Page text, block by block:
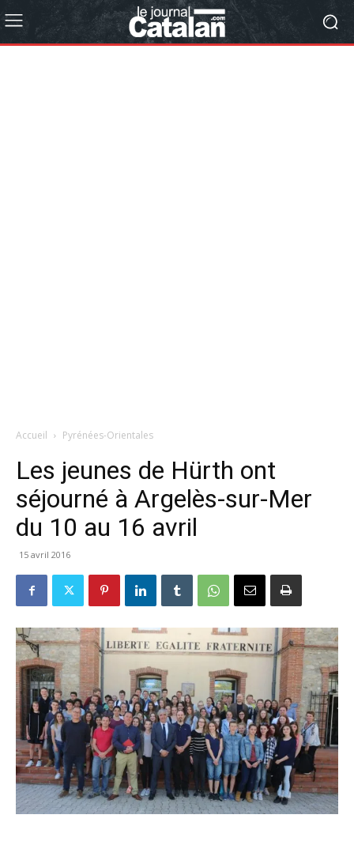
Accueil Pyrénées-Orientales
Les jeunes de Hürth ont
séjourné à Argelès-sur-Mer
du 10 au 16 avril
15 avril 2016